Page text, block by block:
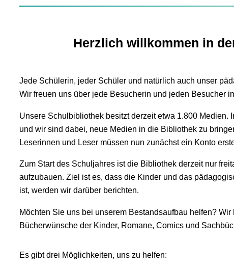
Herzlich willkommen in
Jede Schülerin, jeder Schüler und natürlich auch unser
Wir freuen uns über jede Besucherin und jeden Besucher
Unsere Schulbibliothek besitzt derzeit etwa 1.800
und wir sind dabei, neue Medien in die Bibliothek zu
Leserinnen und Leser müssen nun zunächst ein Konto
Zum Start des Schuljahres ist die Bibliothek derzeit nur
aufzubauen. Ziel ist es, dass die Kinder und das
ist, werden wir darüber berichten.
Möchten Sie uns bei unserem Bestandsaufbau helfen?
Bücherwünsche der Kinder, Romane, Comics und
Es gibt drei Möglichkeiten, uns zu helfen: